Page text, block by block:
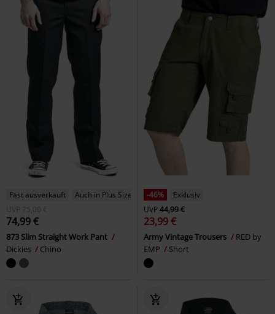
Fast ausverkauft
Auch in Plus Size
UVP
75,00 €
74,99 €
873 Slim Straight Work Pant
Dickies
Chino
-46%
Exklusiv
UVP44,99 €
23,99 €
Army Vintage Trousers
RED by
EMP
Short